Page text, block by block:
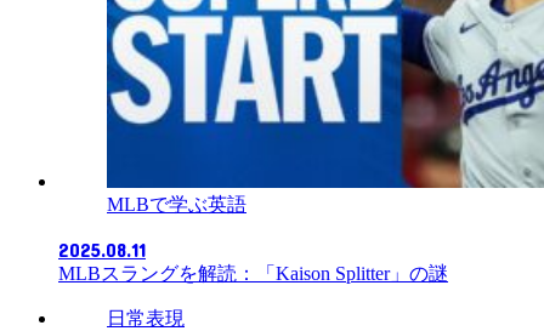
MLBで学ぶ英語
2025.08.11
MLBスラングを解読：「Kaison Splitter」の謎
日常表現